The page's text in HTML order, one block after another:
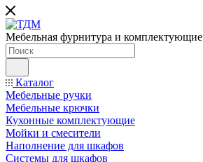
Мебельная фурнитура и комплектующие
Каталог
Мебельные ручки
Мебельные крючки
Кухонные комплектующие
Мойки и смесители
Наполнение для шкафов
Cистемы для шкафов